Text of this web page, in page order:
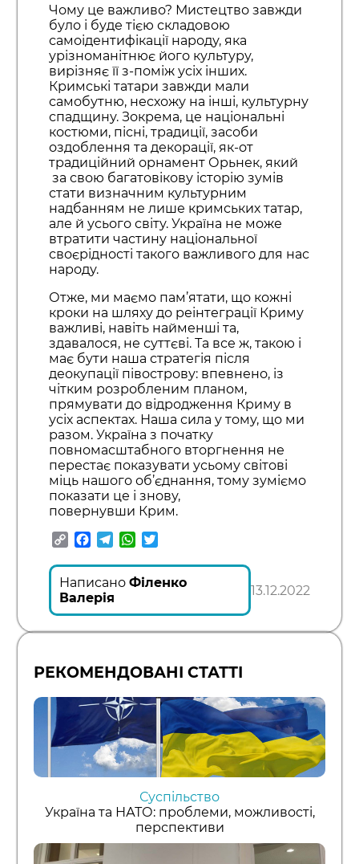
Чому це важливо? Мистецтво завжди
було і буде тією складовою
самоідентифікації народу, яка
урізноманітнює його культуру,
вирізняє її з-поміж усіх інших.
Кримські татари завжди мали
самобутню, несхожу на інші, культурну
спадщину. Зокрема, це національні
костюми, пісні, традиції, засоби
оздоблення та декорації, як-от
традиційний орнамент Орьнек, який
за свою багатовікову історію зумів
стати визначним культурним
надбанням не лише кримських татар,
але й усього світу. Україна не може
втратити частину національної
своєрідності такого важливого для нас
народу.
Отже, ми маємо пам’ятати, що кожні
кроки на шляху до реінтеграції Криму
важливі, навіть найменші та,
здавалося, не суттєві. Та все ж, такою і
має бути наша стратегія після
деокупації півострову: впевнено, із
чітким розробленим планом,
прямувати до відродження Криму в
усіх аспектах. Наша сила у тому, що ми
разом. Україна з початку
повномасштабного вторгнення не
перестає показувати усьому світові
міць нашого об’єднання, тому зуміємо
показати це і знову,
повернувши Крим.
CopyFacebook
TelegramWhatsApp
Написано Філенко
Валерія
13.12.2022
РЕКОМЕНДОВАНІ СТАТТІ
Суспільство
Україна та НАТО: проблеми, можливості,
перспективи